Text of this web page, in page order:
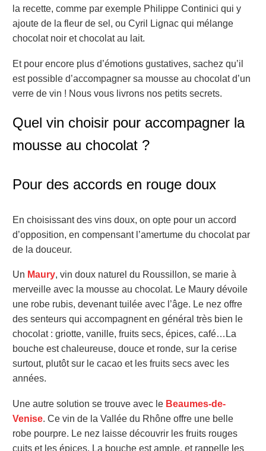
la recette, comme par exemple Philippe Continici qui y
ajoute de la fleur de sel, ou Cyril Lignac qui mélange
chocolat noir et chocolat au lait.
Et pour encore plus d’émotions gustatives, sachez qu’il
est possible d’accompagner sa mousse au chocolat d’un
verre de vin ! Nous vous livrons nos petits secrets.
Quel vin choisir pour accompagner la
mousse au chocolat ?
Pour des accords en rouge doux
En choisissant des vins doux, on opte pour un accord
d’opposition, en compensant l’amertume du chocolat par
de la douceur.
Un Maury, vin doux naturel du Roussillon, se marie à
merveille avec la mousse au chocolat. Le Maury dévoile
une robe rubis, devenant tuilée avec l’âge. Le nez offre
des senteurs qui accompagnent en général très bien le
chocolat : griotte, vanille, fruits secs, épices, café…La
bouche est chaleureuse, douce et ronde, sur la cerise
surtout, plutôt sur le cacao et les fruits secs avec les
années.
Une autre solution se trouve avec le Beaumes-de-
Venise. Ce vin de la Vallée du Rhône offre une belle
robe pourpre. Le nez laisse découvrir les fruits rouges
cuits et les épices. La bouche est ample, et rappelle les